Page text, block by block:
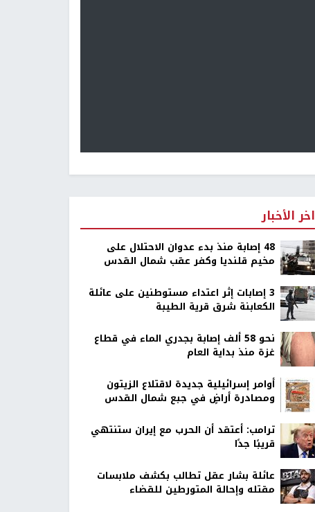
اخر الأخبار
48 إصابة منذ بدء عدوان الاحتلال على
مخيم قلنديا وكفر عقب شمال القدس
‏3 إصابات إثر اعتداء مستوطنين على عائلة
الكعابنة شرق قرية الطيبة
نحو 58 ألف إصابة بجدري الماء في قطاع
غزة منذ بداية العام
أوامر إسرائيلية جديدة لاقتلاع الزيتون
ومصادرة أراضٍ في جبع شمال القدس
ترامب: أعتقد أن الحرب مع إيران ستنتهي
قريبًا جدًا
عائلة بشار عقل تطالب بكشف ملابسات
مقتله وإحالة المتورطين للقضاء